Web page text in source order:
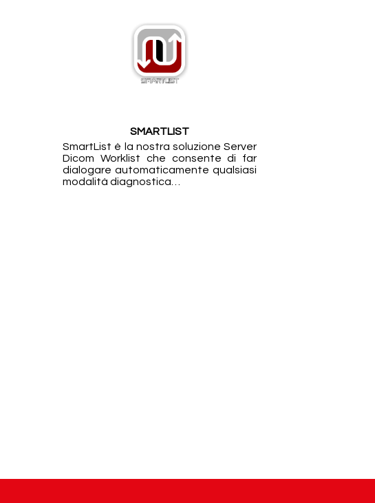
SMARTLIST
SmartList è la nostra soluzione Server
Dicom Worklist che consente di far
dialogare automaticamente qualsiasi
modalità diagnostica…